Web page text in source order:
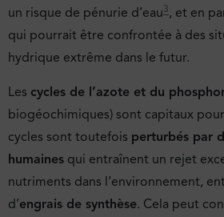
un risque de pénurie d’eau3, et en
qui pourrait être confrontée à des
hydrique extrême dans le futur.
Les cycles de l’azote et du
biogéochimiques) sont capitaux
cycles sont toutefois perturbés par
humaines qui entraînent un rejet
nutriments dans l’environnement,
d’engrais de synthèse. Cela peut